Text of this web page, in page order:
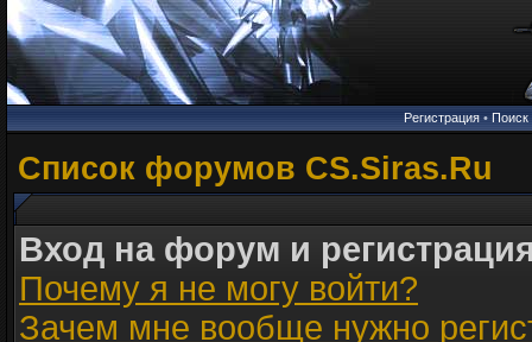
Регистрация• Поиск
Список форумов CS.Siras.Ru
Вход на форум и
Почему я не могу войти?
Зачем мне вообще нужно